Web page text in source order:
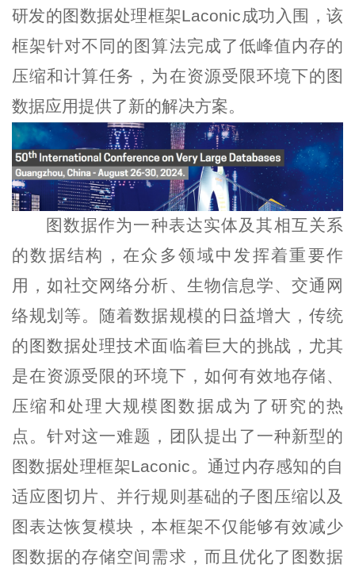
研发的图数据处理框架Laconic成功入围，该
框架针对不同的图算法完成了低峰值内存的
压缩和计算任务，为在资源受限环境下的图
数据应用提供了新的解决方案。
图数据作为一种表达实体及其相互关系
的数据结构，在众多领域中发挥着重要作
用，如社交网络分析、生物信息学、交通网
络规划等。随着数据规模的日益增大，传统
的图数据处理技术面临着巨大的挑战，尤其
是在资源受限的环境下，如何有效地存储、
压缩和处理大规模 图数据成为了研究的热
点。针对这一难题， 团队提出了一种新型的
图数据处理框架Laconic。通过内存感知的自
适应图切片、并行规则基础的子图压缩以及
图表达恢复模块，本框架不仅能够有效减少
图数据的存储空间需求，而且优化了 图数据